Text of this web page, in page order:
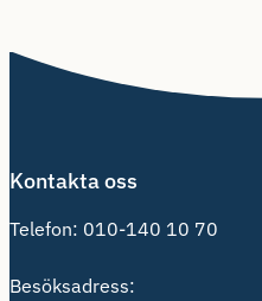
Kontakta oss
Telefon: 010-140 10 70
Besöksadress: